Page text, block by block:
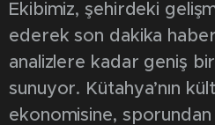
Ekibimiz, şehirdeki
ederek son dakika
analizlere kadar geniş
sunuyor. Kütahya’nın
ekonomisine,